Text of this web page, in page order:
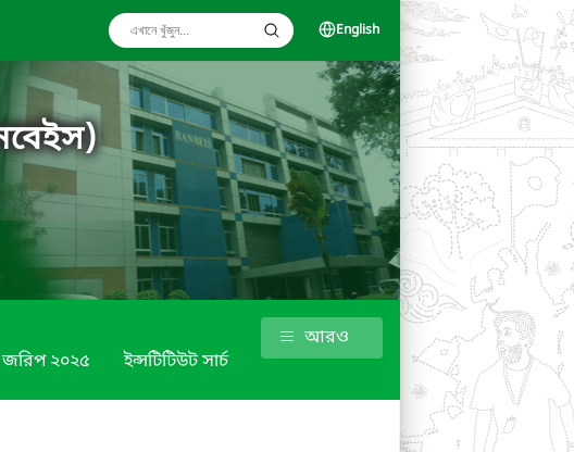
English
জরিপ ২০২৫ ইন্সটিটিউট সার্চ
আরও